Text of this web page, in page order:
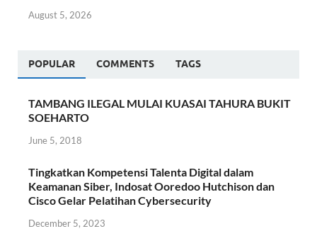
August 5, 2026
POPULAR COMMENTS TAGS
TAMBANG ILEGAL MULAI KUASAI TAHURA BUKIT
SOEHARTO
June 5, 2018
Tingkatkan Kompetensi Talenta Digital dalam
Keamanan Siber, Indosat Ooredoo Hutchison dan
Cisco Gelar Pelatihan Cybersecurity
December 5, 2023